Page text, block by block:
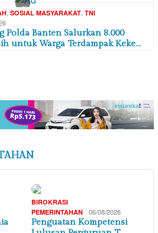
SOSIAL MASYARAKAT TNI
Polda Banten Salurkan 8.000
untuk Warga Terdampak Keke…
BIROKRASI
PEMERINTAHAN
06/08/2026
Penguatan Kompetensi
×